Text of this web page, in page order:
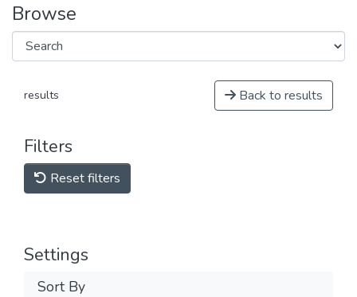
Browse
results Back to results
Filters
Reset filters
Settings
Sort By